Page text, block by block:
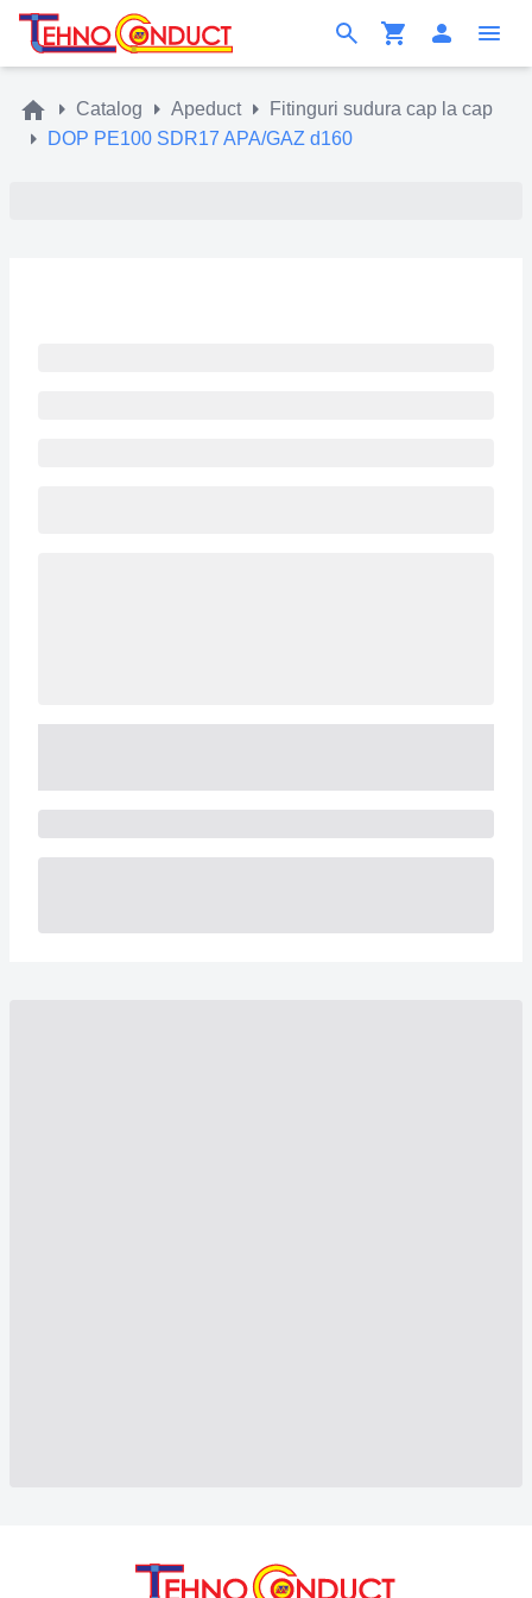
Catalog Apeduct
Fitinguri sudura cap la cap
DOP PE100 SDR17 APA/GAZ d160